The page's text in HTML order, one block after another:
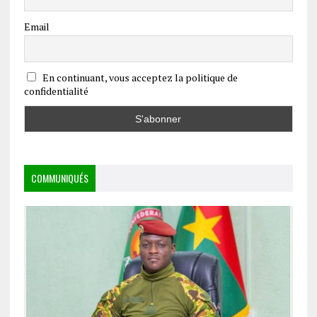
Email
En continuant, vous acceptez la politique de
confidentialité
COMMUNIQUÉS